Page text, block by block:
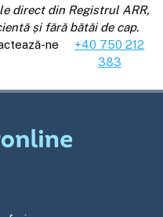
direct din Registrul ARR,
și fără bătăi de cap.
ne
+40 750 212
383